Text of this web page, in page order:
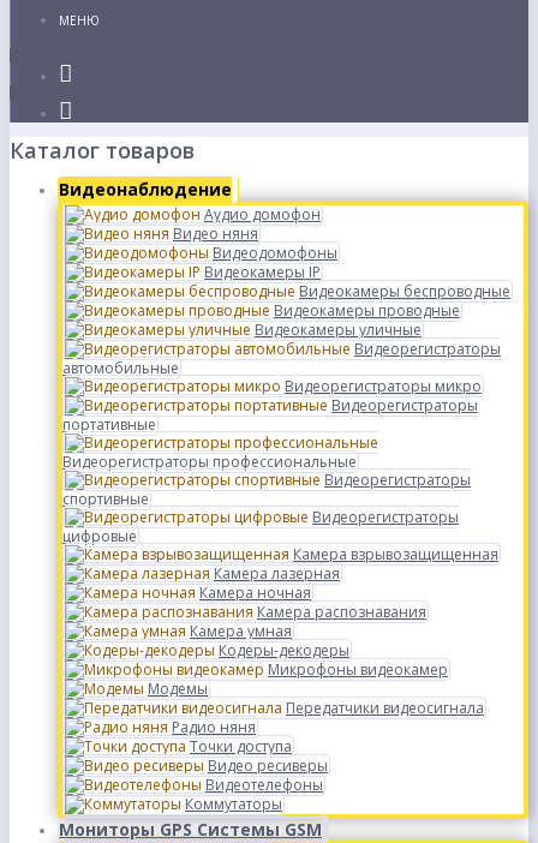
МЕНЮ
Каталог товаров
Видеонаблюдение
Аудио домофон
Видео няня
Видеодомофоны
Видеокамеры IP
Видеокамеры беспроводные
Видеокамеры проводные
Видеокамеры уличные
Видеорегистраторы
автомобильные
Видеорегистраторы микро
Видеорегистраторы
портативные
Видеорегистраторы профессиональные
Видеорегистраторы
спортивные
Видеорегистраторы
цифровые
Камера взрывозащищенная
Камера лазерная
Камера ночная
Камера распознавания
Камера умная
Кодеры-декодеры
Микрофоны видеокамер
Модемы
Передатчики видеосигнала
Радио няня
Точки доступа
Видео ресиверы
Видеотелефоны
Коммутаторы
Мониторы GPS Системы GSM